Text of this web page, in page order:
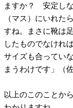
ますか？ 安定し
（マス）にいれた
すね。まさに靴は
したものでなけれ
サイズも合ってい
まうわけです」（
以上のこのことか